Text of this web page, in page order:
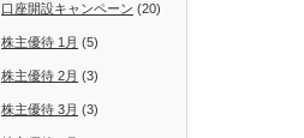
口座開設キャンペーン (20)
株主優待 1月 (5)
株主優待 2月 (3)
株主優待 3月 (3)